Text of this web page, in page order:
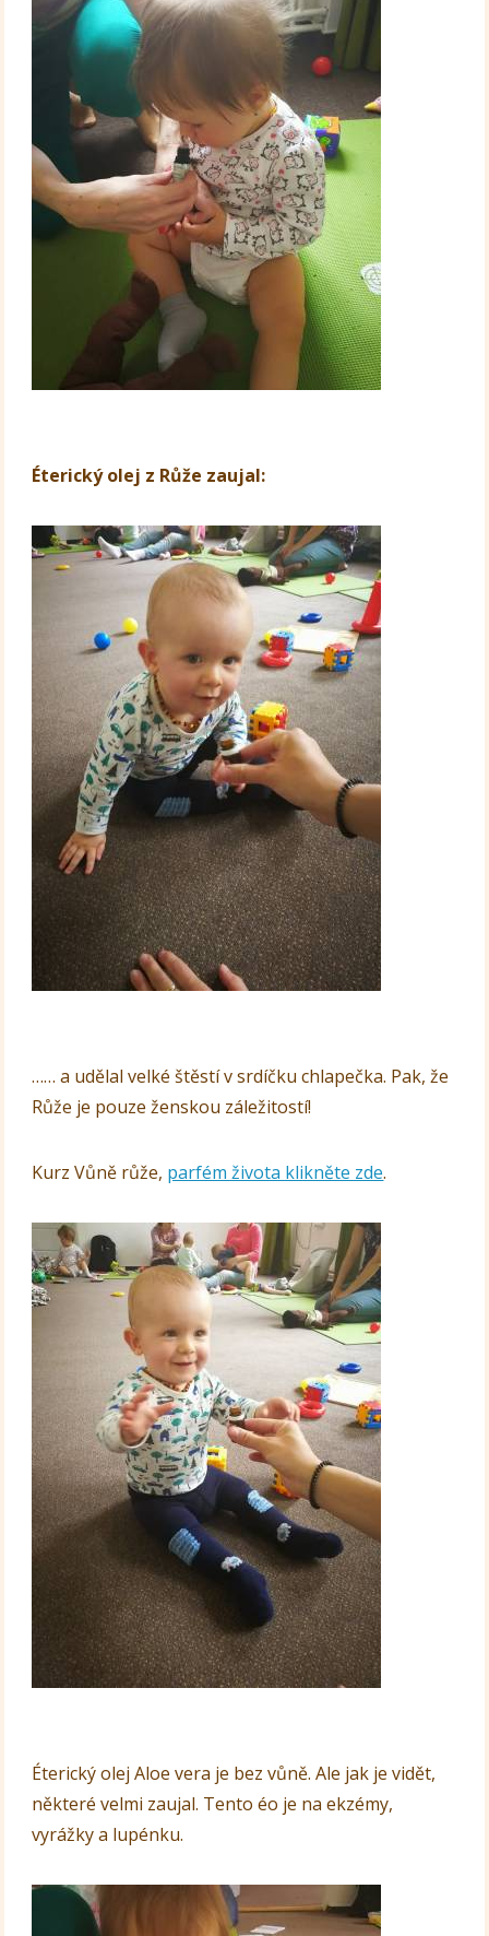
Éterický olej z Růže zaujal:
…… a udělal velké štěstí v srdíčku chlapečka. Pak, že
Růže je pouze ženskou záležitostí!
Kurz Vůně růže, parfém života klikněte zde.
Éterický olej Aloe vera je bez vůně. Ale jak je vidět,
některé velmi zaujal. Tento éo je na ekzémy,
vyrážky a lupénku.